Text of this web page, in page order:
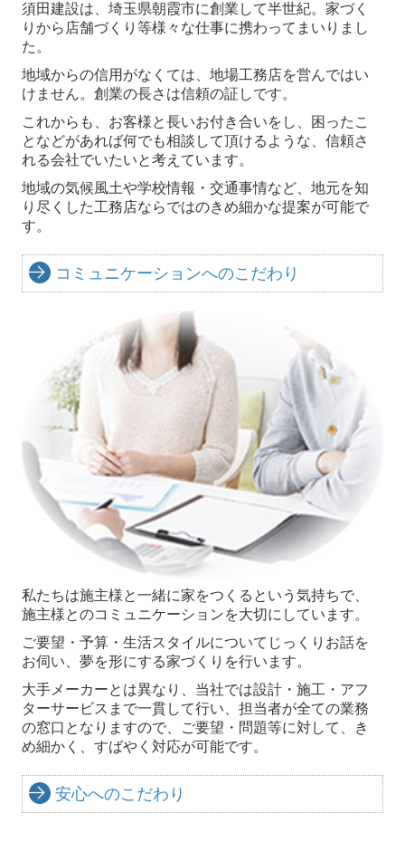
スタッフ紹介
お問合せ
霊園のご案内
メモリアルガーデン朝霞
メモリアルガーデン新座
須田建設は、埼玉県朝霞市に創業して半世紀。家づく
りから店舗づくり等様々な仕事に携わってまいりまし
た。
地域からの信用がなくては、地場工務店を営んではい
けません。創業の長さは信頼の証しです。
これからも、お客様と長いお付き合いをし、困ったこ
となどがあれば何でも相談して頂けるような、信頼さ
れる会社でいたいと考えています。
地域の気候風土や学校情報・交通事情など、地元を知
り尽くした工務店ならではのきめ細かな提案が可能で
す。
コミュニケーションへのこだわり
私たちは施主様と一緒に家をつくるという気持ちで、
施主様とのコミュニケーションを大切にしています。
ご要望・予算・生活スタイルについてじっくりお話を
お伺い、夢を形にする家づくりを行います。
大手メーカーとは異なり、当社では設計・施工・アフ
ターサービスまで一貫して行い、担当者が全ての業務
の窓口となりますので、ご要望・問題等に対して、き
め細かく、すばやく対応が可能です。
安心へのこだわり